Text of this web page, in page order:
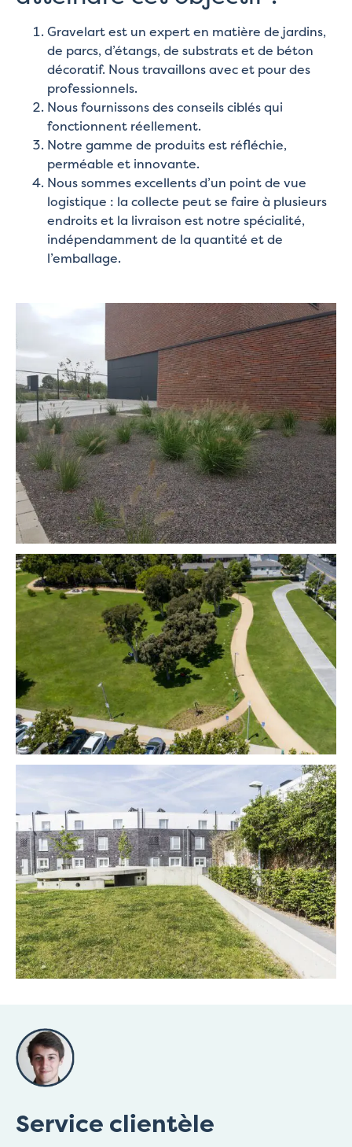
Gravelart est un expert en matière de jardins,
de parcs, d’étangs, de substrats et de béton
décoratif. Nous travaillons avec et pour des
professionnels.
Nous fournissons des conseils ciblés qui
fonctionnent réellement.
Notre gamme de produits est réfléchie,
perméable et innovante.
Nous sommes excellents d’un point de vue
logistique : la collecte peut se faire à plusieurs
endroits et la livraison est notre spécialité,
indépendamment de la quantité et de
l’emballage.
Service clientèle